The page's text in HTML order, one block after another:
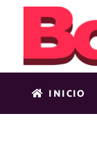
INICIO